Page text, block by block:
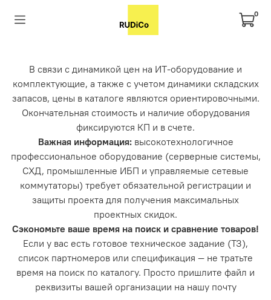
0
В связи с динамикой цен на ИТ-оборудование и
комплектующие, а также с учетом динамики складских
запасов, цены в каталоге являются ориентировочными.
Окончательная стоимость и наличие оборудования
фиксируются КП и в счете.
Важная информация: высокотехнологичное
профессиональное оборудование (серверные системы,
СХД, промышленные ИБП и управляемые сетевые
коммутаторы) требует обязательной регистрации и
защиты проекта для получения максимальных
проектных скидок.
Сэкономьте ваше время на поиск и сравнение товаров!
Если у вас есть готовое техническое задание (ТЗ),
список партномеров или спецификация — не тратьте
время на поиск по каталогу. Просто пришлите файл и
реквизиты вашей организации на нашу почту